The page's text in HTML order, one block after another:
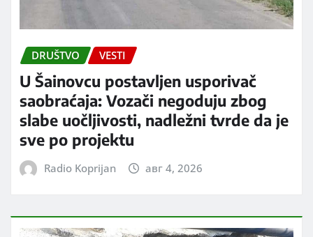
DRUŠTVO VESTI
U Šainovcu postavljen usporivač
saobraćaja: Vozači negoduju zbog
slabe uočljivosti, nadležni tvrde da je
sve po projektu
Radio Koprijan авг 4, 2026